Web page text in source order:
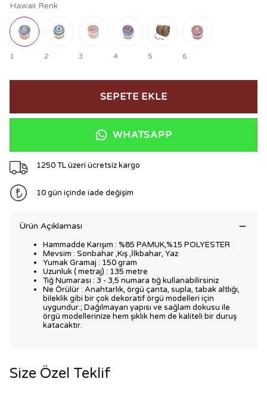
Hawaii Renk
1 2 3 4 5 6
SEPETE EKLE
WHATSAPP
1250 TL üzeri ücretsiz kargo
10 gün içinde iade değişim
Ürün Açıklaması
Hammadde Karışım : %85 PAMUK,%15 POLYESTER
Mevsim : Sonbahar ,Kış ,İlkbahar, Yaz
Yumak Gramaj : 150 gram
Uzunluk ( metraj) : 135 metre
Tığ Numarası : 3 - 3,5 numara tığ kullanabilirsiniz
Ne Örülür : Anahtarlık, örgü çanta, supla, tabak altlığı,
bileklik gibi bir çok dekoratif örgü modelleri için
uygundur.; Dağılmayan yapısı ve sağlam dokusu ile
örgü modellerinize hem şıklık hem de kaliteli bir duruş
katacaktır.
Size Özel Teklif